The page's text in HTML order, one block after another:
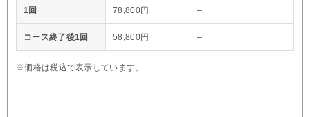
1回 78,800円 –
コース終了後1回 58,800円 –
※価格は税込で表示しています。